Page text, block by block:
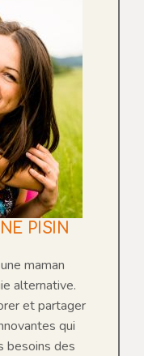
PISIN
maman
alternative.
et partager
qui
besoins des